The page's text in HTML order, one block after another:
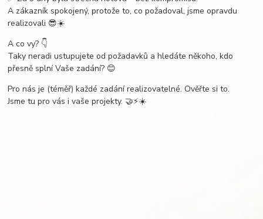
A zákazník spokojený, protože to, co požadoval, jsme opravdu
realizovali 😎☀️
A co vy? 👇
Taky neradi ustupujete od požadavků a hledáte někoho, kdo
přesně splní Vaše zadání? 😊
Pro nás je (téměř) každé zadání realizovatelné. Ověřte si to.
Jsme tu pro vás i vaše projekty. 🤝⚡️☀️